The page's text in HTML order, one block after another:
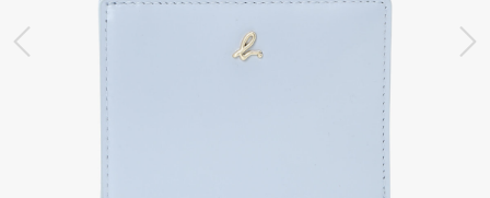
前の画像